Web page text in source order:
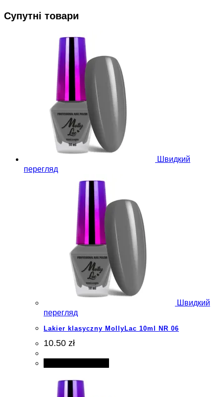
Супутні товари
Швидкий
перегляд
Швидкий
перегляд
Lakier klasyczny MollyLac 10ml NR 06
10.50 zł